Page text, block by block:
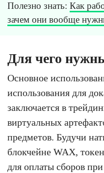
Полезно знать: Как
зачем они вообще
Для чего
Основное
использования для
заключается в
виртуальных
предметов. Будучи
блокчейне WAX,
для оплаты сборов